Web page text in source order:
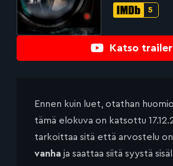
Katso
IMDb-
5
Ennen kuin luet, otathan
tämä elokuva on katsottu
tarkoittaa sitä että arvostelu on
vanha ja saattaa siitä syystä